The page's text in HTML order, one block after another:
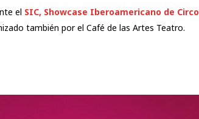
el SIC, Showcase Iberoamericano de Circo
también por el Café de las Artes Teatro.